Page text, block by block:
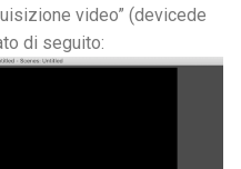
video” (devicede
di seguito: